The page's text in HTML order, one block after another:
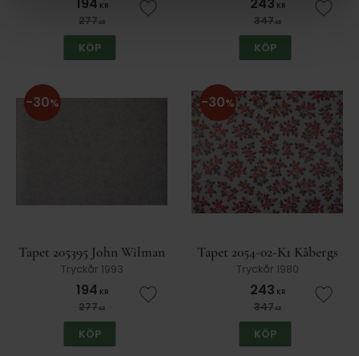
KR
277KR Lägg till i favoriter
KÖP
KR
347KR Lägg
KÖP
Tapet 205395 John Wilman
Tryckår 1993
194 KR
277KR
30%
Lägg till i favoriter
KÖP
Tapet 2054-02-K1 Kåbergs
Tryckår 1980
243 KR
347KR
30%
Lägg
KÖP